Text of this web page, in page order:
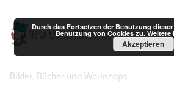
springen
Anna Karina
Bilder, Bücher und Workshops
Durch das Fortsetzen der Benutzung
Benutzung von Cookies zu.Weitere
Akzeptieren